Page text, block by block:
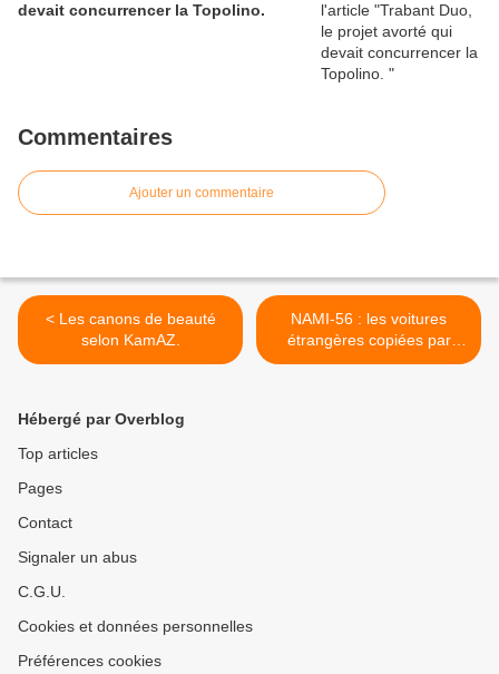
devait concurrencer la Topolino.
Commentaires
Ajouter un commentaire
< Les canons de beauté
selon KamAZ.
NAMI-56 : les voitures
étrangères copiées par
l’URSS. >
Hébergé par Overblog
Top articles
Pages
Contact
Signaler un abus
C.G.U.
Cookies et données personnelles
Préférences cookies